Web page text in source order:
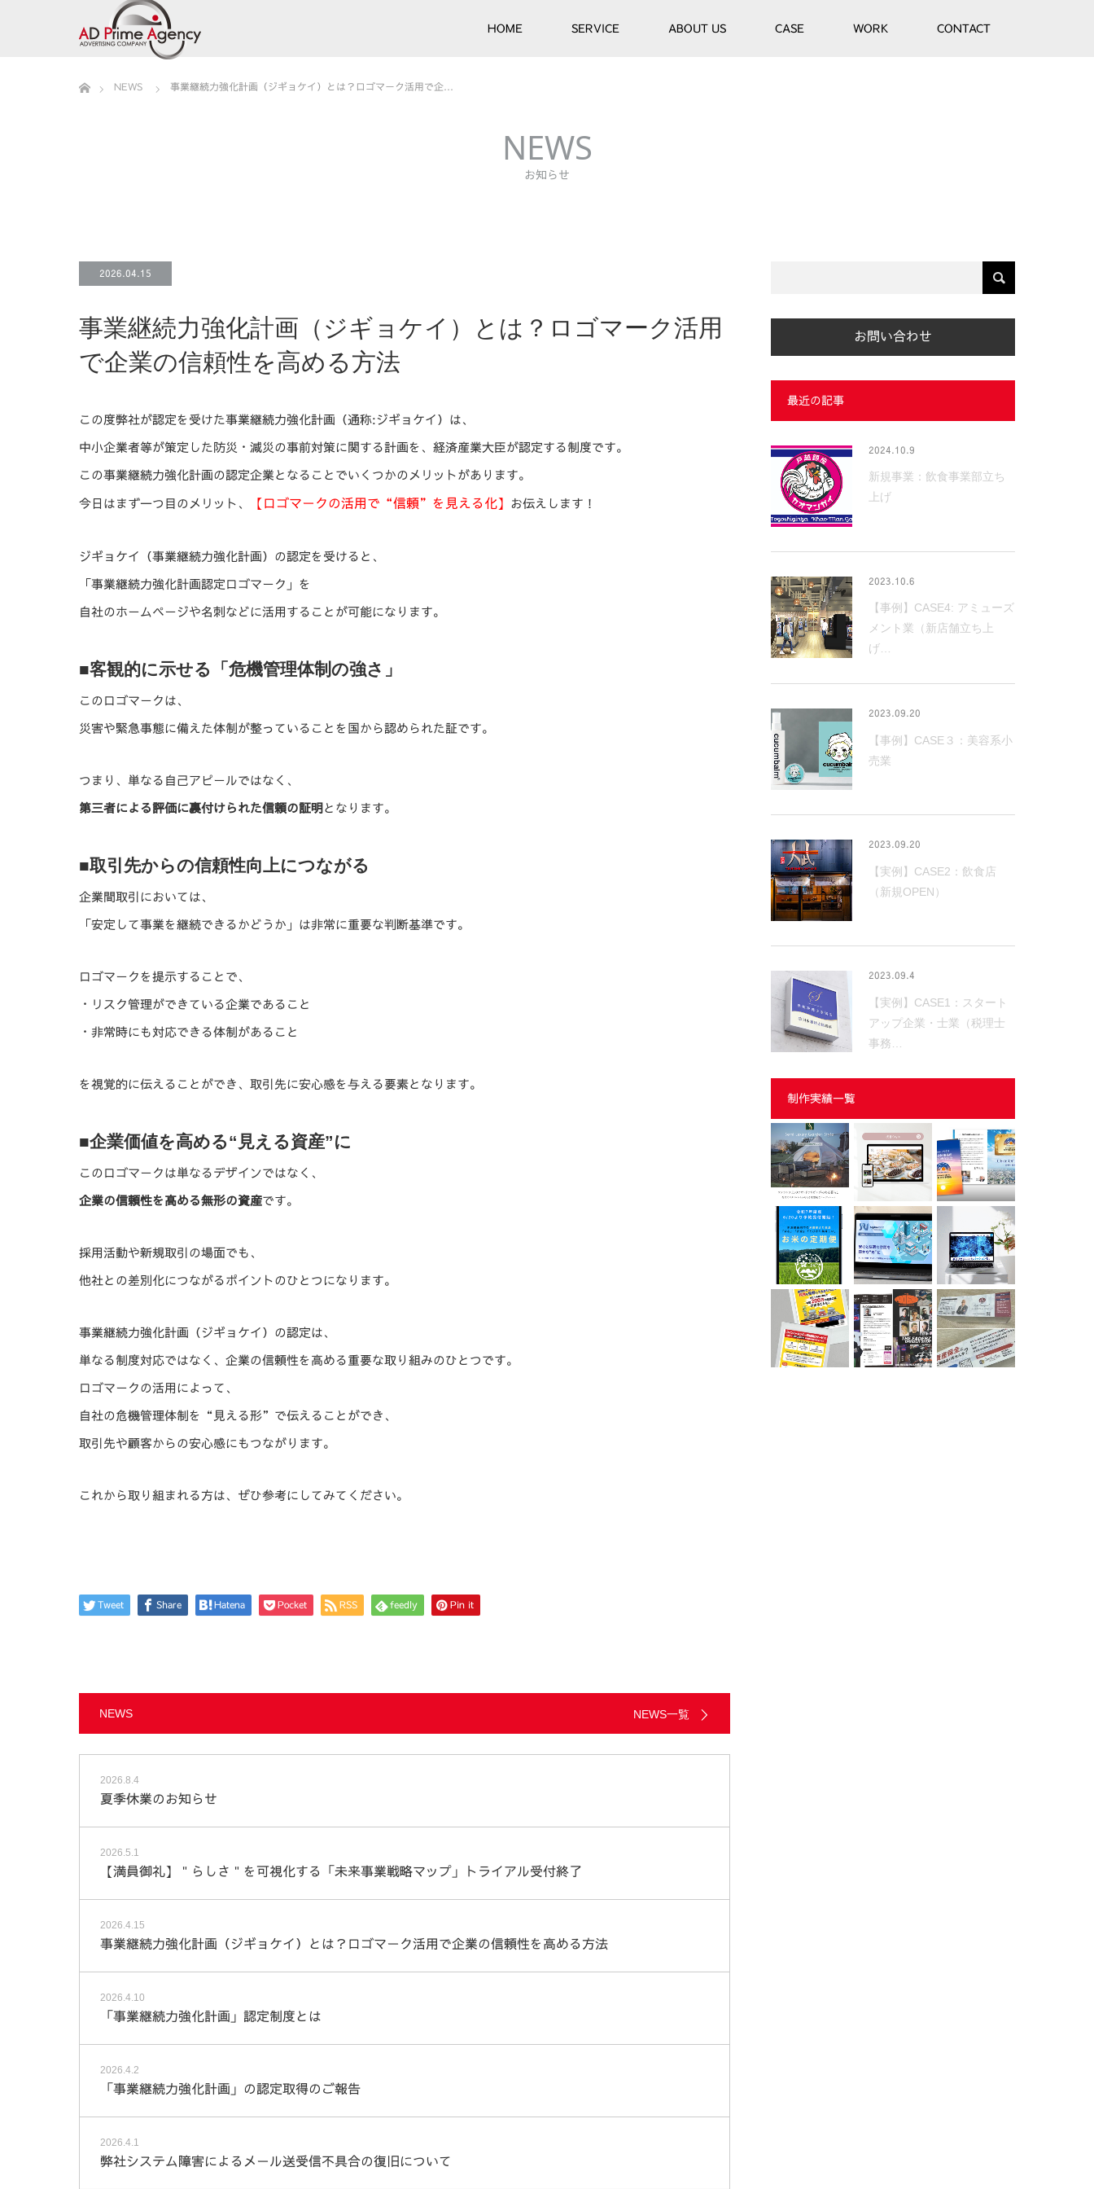
HOME SERVICE ABOUT US CASE WORK CONTACT
NEWS 事業継続力強化計画（ジギョケイ）とは？ロゴマーク活用で企…
NEWS
お知らせ
2026.04.15
事業継続力強化計画（ジギョケイ）とは？ロゴマーク活用
で企業の信頼性を高める方法
この度弊社が認定を受けた事業継続力強化計画（通称:ジギョケイ）は、
中小企業者等が策定した防災・減災の事前対策に関する計画を、経済産業大臣が認定する制度です。
この事業継続力強化計画の認定企業となることでいくつかのメリットがあります。
今日はまず一つ目のメリット、 【ロゴマークの活用で“信頼”を見える化】 お伝えします！
ジギョケイ（事業継続力強化計画）の認定を受けると、
「事業継続力強化計画認定ロゴマーク」を
自社のホームページや名刺などに活用することが可能になります。
■客観的に示せる「危機管理体制の強さ」
このロゴマークは、
災害や緊急事態に備えた体制が整っていることを国から認められた証です。
つまり、単なる自己アピールではなく、
第三者による評価に裏付けられた信頼の証明 となります。
■取引先からの信頼性向上につながる
企業間取引においては、
「安定して事業を継続できるかどうか」は非常に重要な判断基準です。
ロゴマークを提示することで、
・リスク管理ができている企業であること
・非常時にも対応できる体制があること
を視覚的に伝えることができ、取引先に安心感を与える要素となります。
■企業価値を高める“見える資産”に
このロゴマークは単なるデザインではなく、
企業の信頼性を高める無形の資産です。
採用活動や新規取引の場面でも、
他社との差別化につながるポイントのひとつになります。
事業継続力強化計画（ジギョケイ）の認定は、
単なる制度対応ではなく、企業の信頼性を高める重要な取り組みのひとつです。
ロゴマークの活用によって、
自社の危機管理体制を“見える形”で伝えることができ、
取引先や顧客からの安心感にもつながります。
これから取り組まれる方は、ぜひ参考にしてみてください。
Tweet Share Hatena Pocket RSS feedly Pin it
NEWS NEWS一覧
2026.8.4
夏季休業のお知らせ
2026.5.1
【満員御礼】＂らしさ＂を可視化する「未来事業戦略マップ」トライアル受付終了
2026.4.15
事業継続力強化計画（ジギョケイ）とは？ロゴマーク活用で企業の信頼性を高める方法
2026.4.10
「事業継続力強化計画」認定制度とは
2026.4.2
「事業継続力強化計画」の認定取得のご報告
2026.4.1
弊社システム障害によるメール送受信不具合の復旧について
お問い合わせ
最近の記事
2024.10.9
新規事業：飲食事業部立ち
上げ
2023.10.6
【事例】CASE4: アミューズ
メント業（新店舗立ち上
げ…
2023.09.20
【事例】CASE３：美容系小
売業
2023.09.20
【実例】CASE2：飲食店
（新規OPEN）
2023.09.4
【実例】CASE1：スタート
アップ企業・士業（税理士
事務…
制作実績一覧